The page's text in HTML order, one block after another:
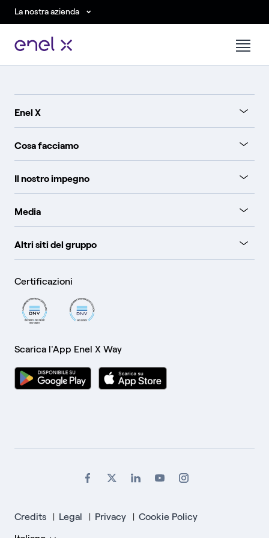
La nostra azienda
Enel X
Cosa facciamo
Il nostro impegno
Media
Altri siti del gruppo
Certificazioni
Scarica l'App Enel X Way
Credits | Legal | Privacy | Cookie Policy